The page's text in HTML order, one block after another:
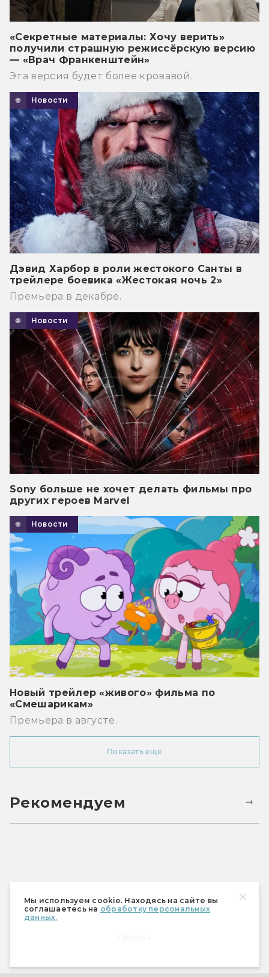
Мы используем cookie. Находясь на сайте вы
соглашаетесь на обработку персональных
данных.
«Секретные материалы: Хочу верить»
получили страшную режиссёрскую версию
— «Врач Франкенштейн»
Эта версия будет более кровавой.
Новости
Дэвид Харбор в роли жестокого Санты в
трейлере боевика «Жестокая ночь 2»
Премьера в декабре.
Новости
Sony больше не хочет делать фильмы про
других героев Marvel
Новости
Новый трейлер «живого» фильма по
«Смешарикам»
Премьера в августе.
Показать ещё
Рекомендуем